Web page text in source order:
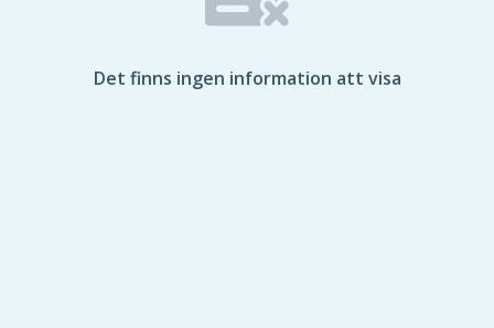
Det finns ingen information att visa